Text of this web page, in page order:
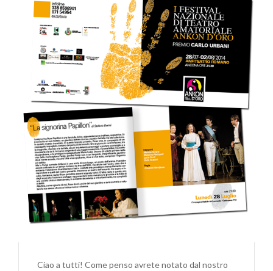
Ciao a tutti! Come penso avrete notato dal nostro